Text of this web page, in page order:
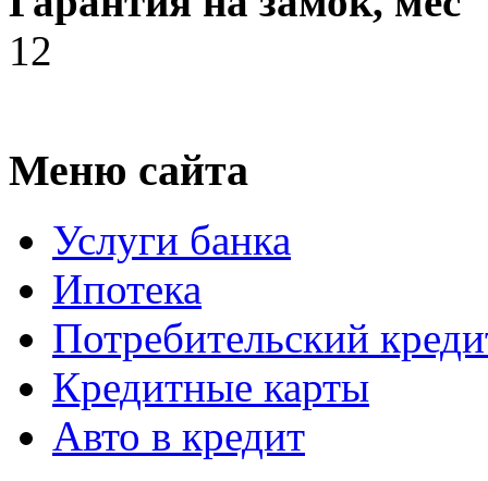
12
Меню сайта
Услуги банка
Ипотека
Потребительский
Кредитные карты
Авто в кредит